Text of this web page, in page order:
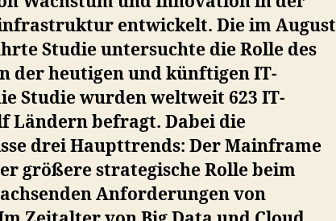
entwickelt. Die im August
Studie untersuchte die Rolle des
der heutigen und künftigen IT-
Studie wurden weltweit 623 IT-
Ländern befragt. Dabei die
drei Haupttrends: Der Mainframe
größere strategische Rolle beim
Anforderungen von